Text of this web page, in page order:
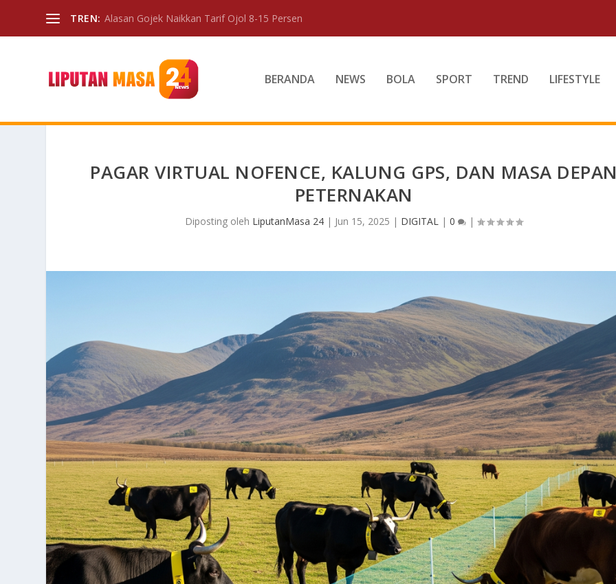
TREN: Alasan Gojek Naikkan Tarif Ojol 8-15 Persen
BERANDA NEWS BOLA SPORT TREND LIFESTYLE
PAGAR VIRTUAL NOFENCE, KALUNG GPS, DAN MASA DEPAN
PETERNAKAN
Diposting oleh LiputanMasa 24 | Jun 15, 2025 | DIGITAL |0 |